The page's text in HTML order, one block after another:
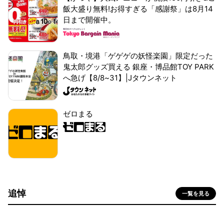
飯大盛り無料!お得すぎる「感謝祭」は8月14
日まで開催中。
鳥取・境港「ゲゲゲの妖怪楽園」限定だった
鬼太郎グッズ買える 銀座・博品館TOY PARK
へ急げ【8/8~31】|Jタウンネット
ゼロまる
追悼 一覧を見る